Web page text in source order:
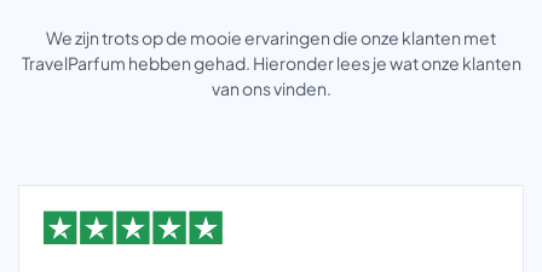
We zijn trots op de mooie ervaringen die onze klanten met
TravelParfum hebben gehad. Hieronder lees je wat onze klanten
van ons vinden.